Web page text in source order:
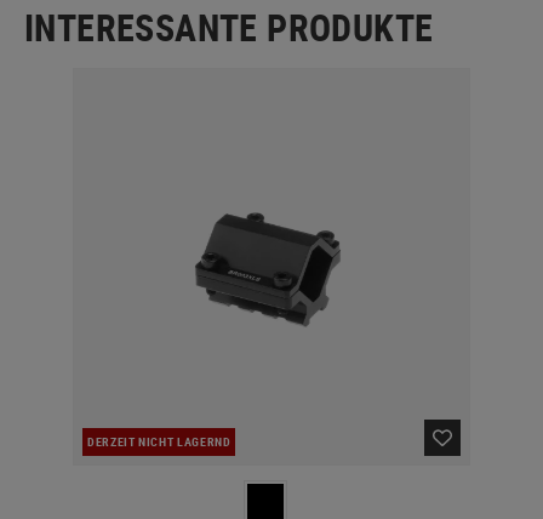
INTERESSANTE PRODUKTE
DERZEIT NICHT LAGERND